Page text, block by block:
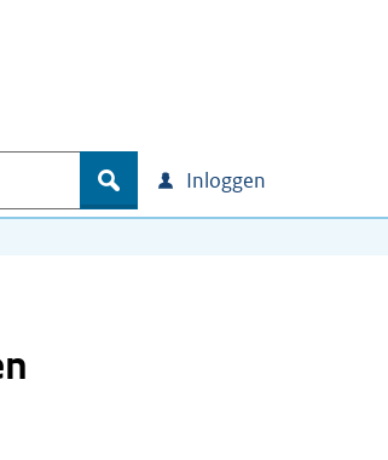
zoek Inloggen